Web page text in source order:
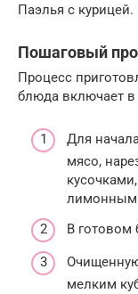
Паэлья с
Пошаговый
Процесс
блюда включает
Для
мясо,
лимонным
В готовом
мелким